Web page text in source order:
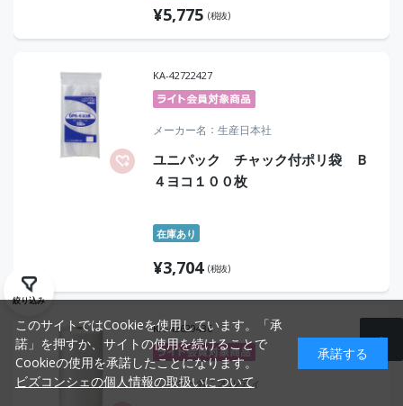
¥5,775 (税抜)
KA-42722427
メーカー名 生産日本社
ユニパック チャック付ポリ袋 Ｂ
４ヨコ１００枚
在庫あり
¥3,704 (税抜)
KA-42629436
メーカー名 オルディ
絞り込み
このサイトではCookieを使用しています。「承
諾」を押すか、サイトの使用を続けることで
Cookieの使用を承諾したことになります。
ビズコンシェの個人情報の取扱いについて
承諾する